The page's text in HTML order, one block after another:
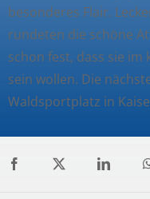
besonderes Flair.
rundeten die schöne
schon fest, dass sie im
sein wollen. Die
Waldsportplatz in